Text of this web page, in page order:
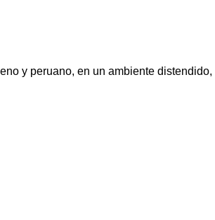
y peruano, en un ambiente distendido,